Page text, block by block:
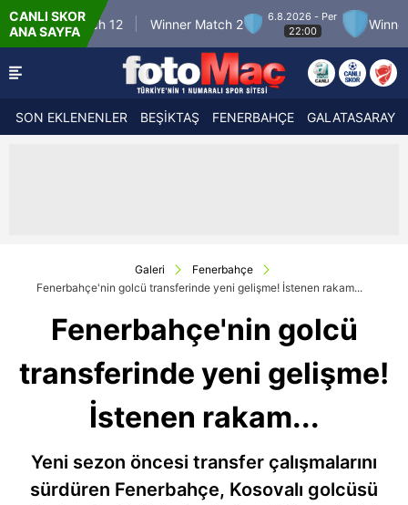
CANLI SKOR
ANA SAYFA
Match 12 Winner Match 2
6.8.2026 - Per
22:00
Winner
SON EKLENENLER BEŞİKTAŞ FENERBAHÇE GALATASARAY
Galeri
Fenerbahçe
Fenerbahçe'nin golcü transferinde yeni gelişme! İstenen rakam...
Fenerbahçe'nin golcü
transferinde yeni gelişme!
İstenen rakam...
Yeni sezon öncesi transfer çalışmalarını
sürdüren Fenerbahçe, Kosovalı golcüsü